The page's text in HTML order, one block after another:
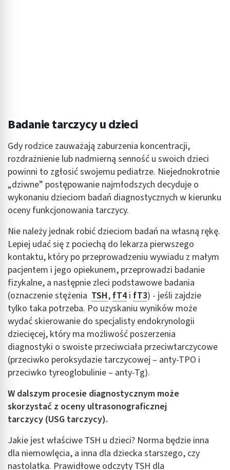
Badanie tarczycy u dzieci
Gdy rodzice zauważają zaburzenia koncentracji,
rozdrażnienie lub nadmierną senność u swoich dzieci
powinni to zgłosić swojemu pediatrze. Niejednokrotnie
„dziwne” postępowanie najmłodszych decyduje o
wykonaniu dzieciom badań diagnostycznych w kierunku
oceny funkcjonowania tarczycy.
Nie należy jednak robić dzieciom badań na własną rękę.
Lepiej udać się z pociechą do lekarza pierwszego
kontaktu, który po przeprowadzeniu wywiadu z małym
pacjentem i jego opiekunem, przeprowadzi badanie
fizykalne, a następnie zleci podstawowe badania
(oznaczenie stężenia TSH, fT4 i fT3) - jeśli zajdzie
tylko taka potrzeba. Po uzyskaniu wyników może
wydać skierowanie do specjalisty endokrynologii
dziecięcej, który ma możliwość poszerzenia
diagnostyki o swoiste przeciwciała przeciwtarczycowe
(przeciwko peroksydazie tarczycowej – anty-TPO i
przeciwko tyreoglobulinie – anty-Tg).
W dalszym procesie diagnostycznym może
skorzystać z oceny ultrasonograficznej
tarczycy (USG tarczycy).
Jakie jest właściwe TSH u dzieci? Norma będzie inna
dla niemowlęcia, a inna dla dziecka starszego, czy
nastolatka. Prawidłowe odczyty TSH dla
Wykorzystywanie profili w celu doboru
Pomiar efektywności reklam
Pomiar efektywności treści
Rozumienie odbiorców dzięki statystyce lub
kombinacji danych z różnych źródeł
Rozwój i ulepszanie usług
Wykorzystywanie ograniczonych danych do
wyboru treści
Funkcje specjalne IAB:
Użycie dokładnych danych geolokalizacyjnych
Identyfikowanie urządzeń na podstawie
aktywnie żądanych informacji
Cele przetwarzania inne niż IAB:
Niezbędne
Wydajność (Performance)
Reklama / śledzenie